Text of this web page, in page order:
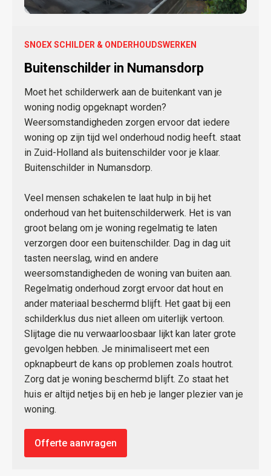
SNOEX SCHILDER & ONDERHOUDSWERKEN
Buitenschilder in Numansdorp
Moet het schilderwerk aan de buitenkant van je
woning nodig opgeknapt worden?
Weersomstandigheden zorgen ervoor dat iedere
woning op zijn tijd wel onderhoud nodig heeft. staat
in Zuid-Holland als buitenschilder voor je klaar.
Buitenschilder in Numansdorp.
Veel mensen schakelen te laat hulp in bij het
onderhoud van het buitenschilderwerk. Het is van
groot belang om je woning regelmatig te laten
verzorgen door een buitenschilder. Dag in dag uit
tasten neerslag, wind en andere
weersomstandigheden de woning van buiten aan.
Regelmatig onderhoud zorgt ervoor dat hout en
ander materiaal beschermd blijft. Het gaat bij een
schilderklus dus niet alleen om uiterlijk vertoon.
Slijtage die nu verwaarloosbaar lijkt kan later grote
gevolgen hebben. Je minimaliseert met een
opknapbeurt de kans op problemen zoals houtrot.
Zorg dat je woning beschermd blijft. Zo staat het
huis er altijd netjes bij en heb je langer plezier van je
woning.
Offerte aanvragen